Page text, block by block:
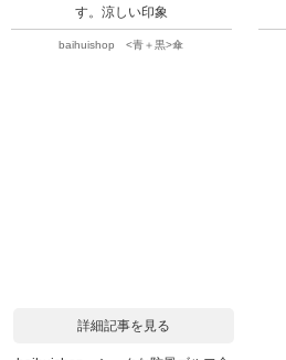
す。涼しい印象
baihuishop <青＋黒>傘
詳細記事を見る